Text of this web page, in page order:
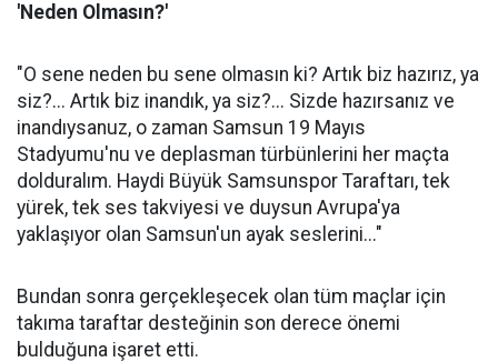
'Neden Olmasın?'
"O sene neden bu sene olmasın ki? Artık biz hazırız, ya
siz?... Artık biz inandık, ya siz?... Sizde hazırsanız ve
inandıysanuz, o zaman Samsun 19 Mayıs
Stadyumu'nu ve deplasman türbünlerini her maçta
dolduralım. Haydi Büyük Samsunspor Taraftarı, tek
yürek, tek ses takviyesi ve duysun Avrupa'ya
yaklaşıyor olan Samsun'un ayak seslerini..."
Bundan sonra gerçekleşecek olan tüm maçlar için
takıma taraftar desteğinin son derece önemi
bulduğuna işaret etti.